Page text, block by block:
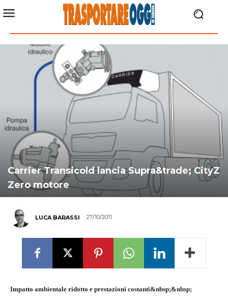
Carrier Transicold lancia Supra&trade; CityZ
Zero motore
LUCA BARASSI 27/10/2011
Impatto ambientale ridotto e prestazioni costanti&nbsp;&nbsp;